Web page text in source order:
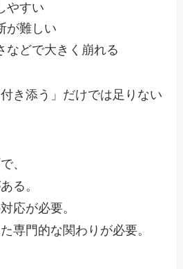
やすい
が難しい
などで大きく崩れる
き添う」だけでは足りない
、
る。
応が必要。
専門的な関わりが必要。